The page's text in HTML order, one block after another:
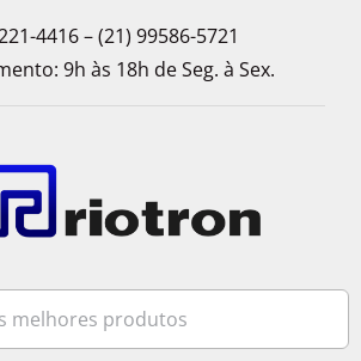
4416 – (21) 99586-5721
9h às 18h de Seg. à Sex.